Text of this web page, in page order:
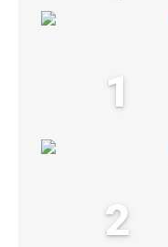
1
2